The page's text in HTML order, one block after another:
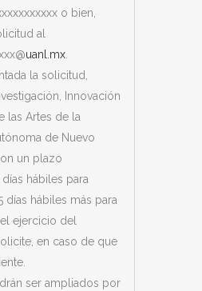
o bien,
al
@uanl.mx.
la solicitud,
Innovación
las Artes de la
de Nuevo
un plazo
hábiles para
días hábiles más para
ejercicio del
en caso de que
ser ampliados por